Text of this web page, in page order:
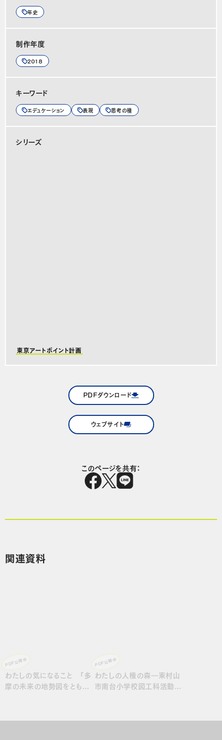
年史
制作年度
2018
キーワード
エデュケーション 表現 思考の種
シリーズ
東京アートポイント計画
PDFダウンロード
ウェブサイト
このページを共有：
関連資料
わたしの気になること 「多
摩の未来の地勢図をともに
ワーク編
PDF公開中
わたしの人権の森―東村山
市南台小学校図工科活動の
PDF公開中